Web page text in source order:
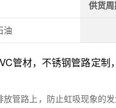
供货周
油
管材，不锈钢管路定
管路上，防止虹吸现象的